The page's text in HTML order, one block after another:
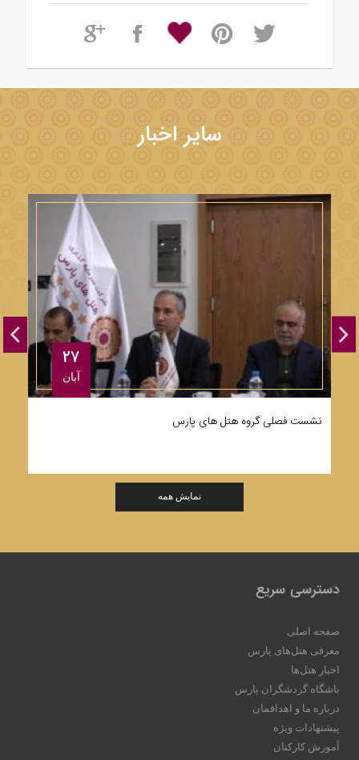
سایر اخبار
۲۷
آبان
نشست فصلی گروه هتل های پارس
نمایش همه
دسترسی سریع
صفحه اصلی
معرفی هتل‌های پارس
اخبار هتل‌ها
باشگاه گردشگران پارس
درباره ما و اهدافمان
پیشنهادات ویژه
آموزش کارکنان